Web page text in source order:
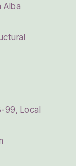
Alba
99, Local